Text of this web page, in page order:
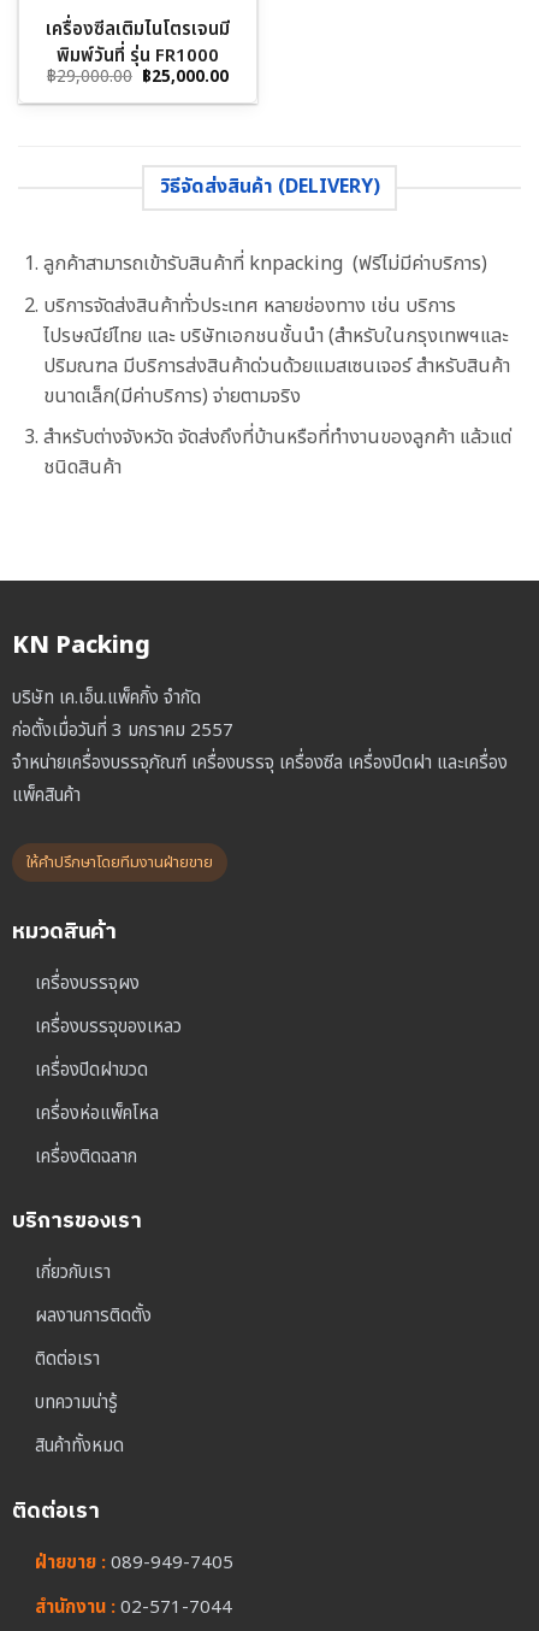
เครื่องซีลเติมไนโตรเจนมี
พิมพ์วันที่ รุ่น FR1000
฿29,000.00 Original
price
was:
฿25,000.00Current
is:
วิธีจัดส่งสินค้า (DELIVERY)
ลูกค้าสามารถเข้ารับสินค้าที่ knpacking (ฟรีไม่มีค่าบริการ)
บริการจัดส่งสินค้าทั่วประเทศ หลายช่องทาง เช่น บริการ
ไปรษณีย์ไทย และ บริษัทเอกชนชั้นนำ (สำหรับในกรุงเทพฯและ
ปริมณฑล มีบริการส่งสินค้าด่วนด้วยแมสเซนเจอร์ สำหรับสินค้า
ขนาดเล็ก(มีค่าบริการ) จ่ายตามจริง
สำหรับต่างจังหวัด จัดส่งถึงที่บ้านหรือที่ทำงานของลูกค้า แล้วแต่
ชนิดสินค้า
KN Packing
บริษัท เค.เอ็น.แพ็คกิ้ง จำกัด
ก่อตั้งเมื่อวันที่ 3 มกราคม 2557
จำหน่ายเครื่องบรรจุภัณฑ์ เครื่องบรรจุ เครื่องซีล เครื่องปิดฝา และเครื่อง
แพ็คสินค้า
ให้คำปรึกษาโดยทีมงานฝ่ายขาย
หมวดสินค้า
เครื่องบรรจุผง
เครื่องบรรจุของเหลว
เครื่องปิดฝาขวด
เครื่องห่อแพ็คโหล
เครื่องติดฉลาก
บริการของเรา
เกี่ยวกับเรา
ผลงานการติดตั้ง
ติดต่อเรา
บทความน่ารู้
สินค้าทั้งหมด
ติดต่อเรา
ฝ่ายขาย :089-949-7405
สำนักงาน :02-571-7044